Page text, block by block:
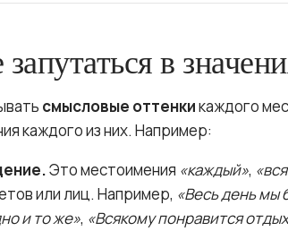
в
смысловые оттенкикаждого
каждого из них. Например:
Это местоимения «каждый»,
или лиц. Например, «Весь день мы
и то же», «Всякому понравится